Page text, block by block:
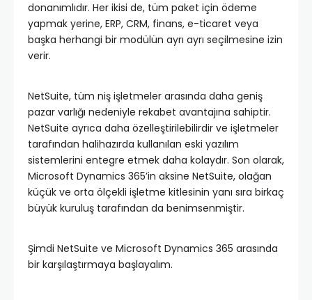
donanımlıdır. Her ikisi de, tüm paket için ödeme
yapmak yerine, ERP, CRM, finans, e-ticaret veya
başka herhangi bir modülün ayrı ayrı seçilmesine izin
verir.
NetSuite, tüm niş işletmeler arasında daha geniş
pazar varlığı nedeniyle rekabet avantajına sahiptir.
NetSuite ayrıca daha özelleştirilebilirdir ve işletmeler
tarafından halihazırda kullanılan eski yazılım
sistemlerini entegre etmek daha kolaydır. Son olarak,
Microsoft Dynamics 365’in aksine NetSuite, olağan
küçük ve orta ölçekli işletme kitlesinin yanı sıra birkaç
büyük kuruluş tarafından da benimsenmiştir.
Şimdi NetSuite ve Microsoft Dynamics 365 arasında
bir karşılaştırmaya başlayalım.